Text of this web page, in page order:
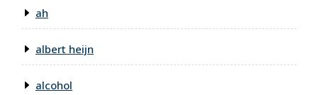
ah
albert heijn
alcohol